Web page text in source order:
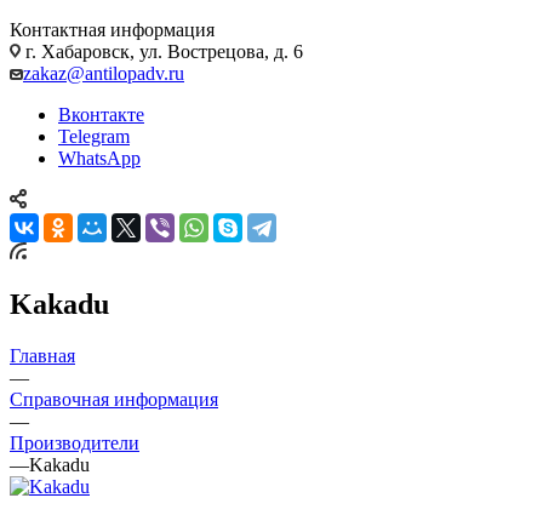
Контактная информация
г. Хабаровск, ул. Вострецова, д. 6
zakaz@antilopadv.ru
Вконтакте
Telegram
WhatsApp
Kakadu
Главная
—
Справочная информация
—
Производители
—Kakadu